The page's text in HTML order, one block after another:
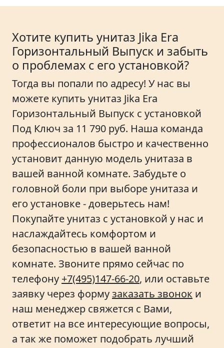
Хотите купить унитаз Jika Era
Горизонтальный Выпуск и забыть
о проблемах с его установкой?
Тогда вы попали по адресу! У нас вы
можете купить унитаз Jika Era
Горизонтальный Выпуск с установкой
Под Ключ за 11 790 руб. Наша команда
профессионалов быстро и качественно
установит данную модель унитаза в
вашей ванной комнате. Забудьте о
головной боли при выборе унитаза и
его установке - доверьтесь нам!
Покупайте унитаз с установкой у нас и
наслаждайтесь комфортом и
безопасностью в вашей ванной
комнате. Звоните прямо сейчас по
телефону +7(495)147-66-20, или оставьте
заявку через формузаказать звонок и
наш менеджер свяжется с Вами,
ответит на все интересующие вопросы,
а так же поможет подобрать лучший